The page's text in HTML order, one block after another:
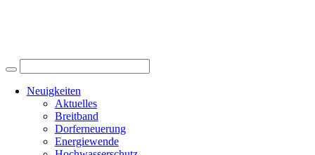
Neuigkeiten
Aktuelles
Breitband
Dorferneuerung
Energiewende